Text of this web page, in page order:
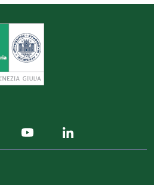
Twitter Youtube